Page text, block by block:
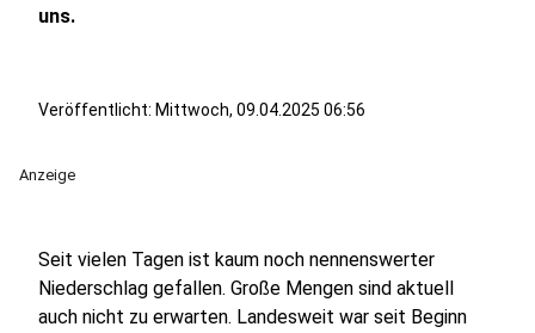
uns.
Veröffentlicht: Mittwoch, 09.04.2025 06:56
Anzeige
Seit vielen Tagen ist kaum noch nennenswerter
Niederschlag gefallen. Große Mengen sind aktuell
auch nicht zu erwarten. Landesweit war seit Beginn